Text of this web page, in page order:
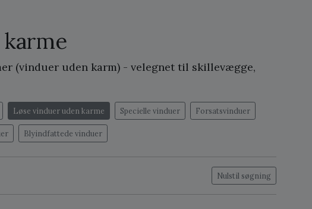
(vinduer uden karm) - velegnet til skillevægge,
Løse vinduer uden karme Specielle vinduer Forsatsvinduer
Blyindfattede vinduer
Nulstil søgning